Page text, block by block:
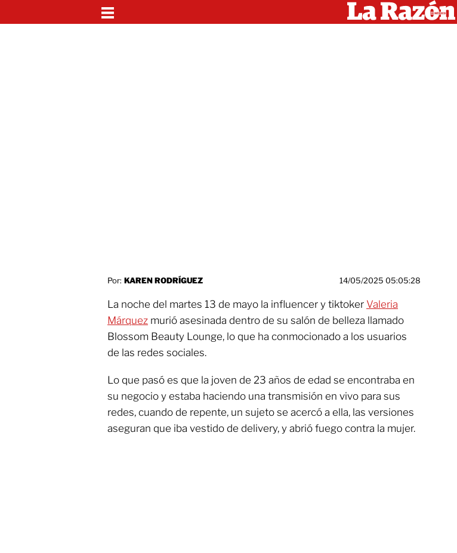
Por: KAREN RODRÍGUEZ 14/05/2025 05:05:28
La noche del martes 13 de mayo la influencer y tiktoker Valeria
Márquez murió asesinada dentro de su salón de belleza llamado
Blossom Beauty Lounge, lo que ha conmocionado a los usuarios
de las redes sociales.
Lo que pasó es que la joven de 23 años de edad se encontraba en
su negocio y estaba haciendo una transmisión en vivo para sus
redes, cuando de repente, un sujeto se acercó a ella, las versiones
aseguran que iba vestido de delivery, y abrió fuego contra la mujer.